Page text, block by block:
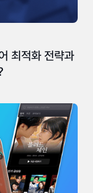
최적화 전략과